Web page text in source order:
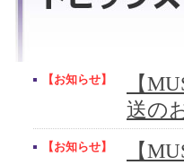
【お知らせ】
【
送の
【お知らせ】
【